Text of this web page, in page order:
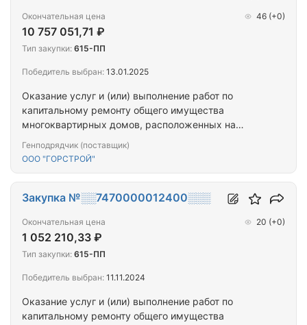
Оказание услуг и (или) выполнение работ по
капитальному ремонту общего имущества
многоквартирных домов, расположенных на
Генподрядчик (поставщик)
ООО "ГОРСТРОЙ"
Окончательная цена
10 757 051,71 ₽
46 (+0)
Тип закупки: 615-ПП
Победитель выбран: 13.01.2025
Оказание услуг и (или) выполнение работ по
капитальному ремонту общего имущества
Закупка №░░7470000012400░░░
Окончательная цена
1 052 210,33 ₽
20 (+0)
Тип закупки: 615-ПП
Победитель выбран: 11.11.2024